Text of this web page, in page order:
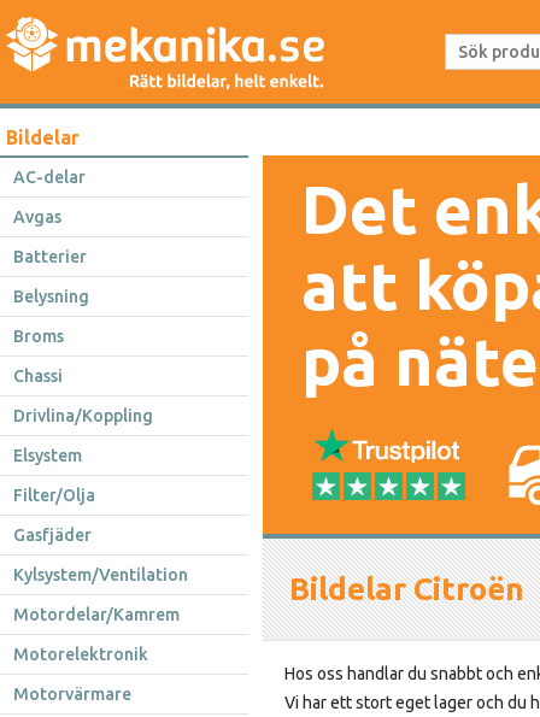
Bildelar
AC-delar
Avgas
Batterier
Belysning
Broms
Chassi
Drivlina/Koppling
Elsystem
Filter/Olja
Gasfjäder
Kylsystem/Ventilation
Motordelar/Kamrem
Motorelektronik
Motorvärmare
Det
att
på
Bildelar Citroën
Hos oss handlar du snabbt och
Vi har ett stort eget lager och du